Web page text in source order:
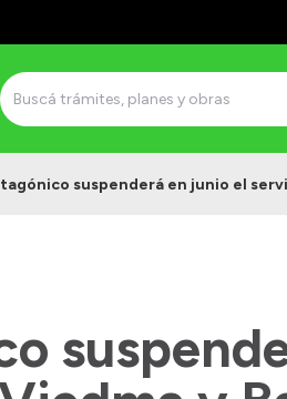
suspenderá en junio el